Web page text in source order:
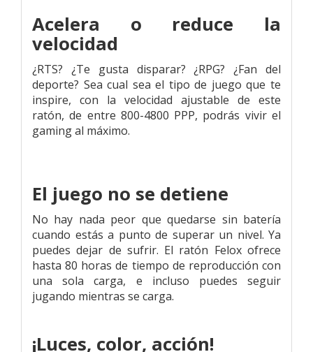
Acelera o reduce la
velocidad
¿RTS? ¿Te gusta disparar? ¿RPG? ¿Fan del
deporte? Sea cual sea el tipo de juego que te
inspire, con la velocidad ajustable de este
ratón, de entre 800-4800 PPP, podrás vivir el
gaming al máximo.
El juego no se detiene
No hay nada peor que quedarse sin batería
cuando estás a punto de superar un nivel. Ya
puedes dejar de sufrir. El ratón Felox ofrece
hasta 80 horas de tiempo de reproducción con
una sola carga, e incluso puedes seguir
jugando mientras se carga.
¡Luces, color, acción!